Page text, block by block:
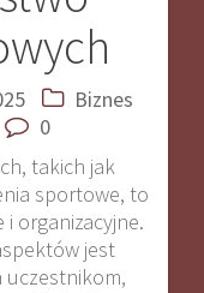
Biznes
0
takich jak
sportowe, to
organizacyjne.
jest
uczestnikom,